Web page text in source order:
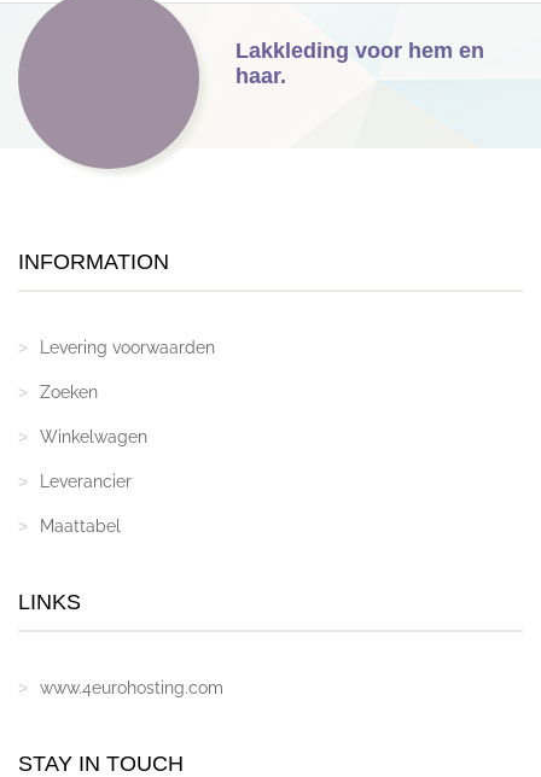
Lakkleding voor hem en
haar.
INFORMATION
Levering voorwaarden
Zoeken
Winkelwagen
Leverancier
Maattabel
LINKS
www.4eurohosting.com
STAY IN TOUCH